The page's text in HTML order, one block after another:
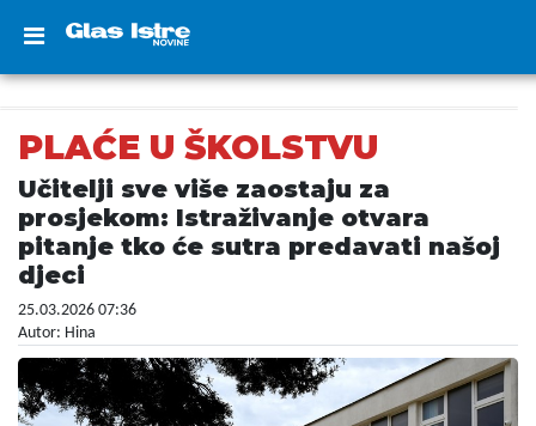
PLAĆE U ŠKOLSTVU
Učitelji sve više zaostaju za
prosjekom: Istraživanje otvara
pitanje tko će sutra predavati našoj
djeci
25.03.2026 07:36
Autor: Hina